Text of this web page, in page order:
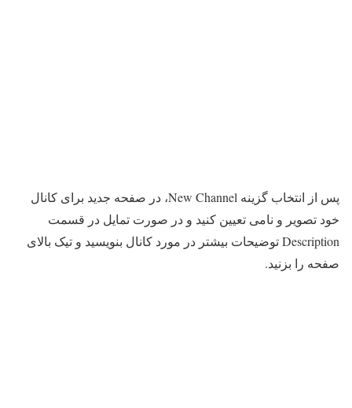
پس از انتخاب گزینه New Channel، در صفحه جدید برای کانال
خود تصویر و نامی تعیین کنید و در صورت تمایل در قسمت
Description توضیحات بیشتر در مورد کانال بنویسید و تیک بالای
صفحه را بزنید.